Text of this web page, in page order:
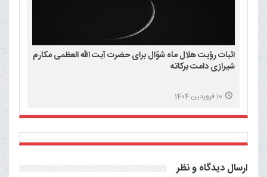
اثبات رؤیت هلال ماه شوّال برای حضرت آیت الله العظمی مکارم
شیرازی دامت برکاته
10 فروردین 1404
ارسال دیدگاه و نظر